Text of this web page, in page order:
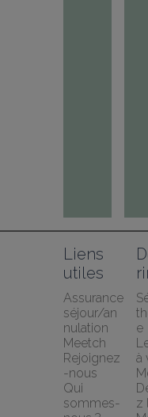
Liens
utiles
Assurance
séjour/an
nulation
Meetch
Rejoignez
-nous
Qui
sommes-
e
à
z